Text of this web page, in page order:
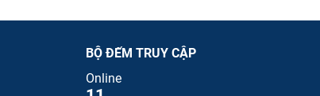
BỘ ĐẾM TRUY CẬP
Online